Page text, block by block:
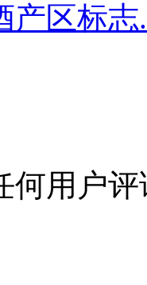
产区标志
何用户评